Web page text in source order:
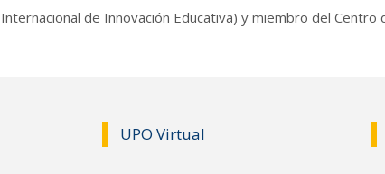
de Innovación Educativa) y miembro del Centro
UPO Virtual